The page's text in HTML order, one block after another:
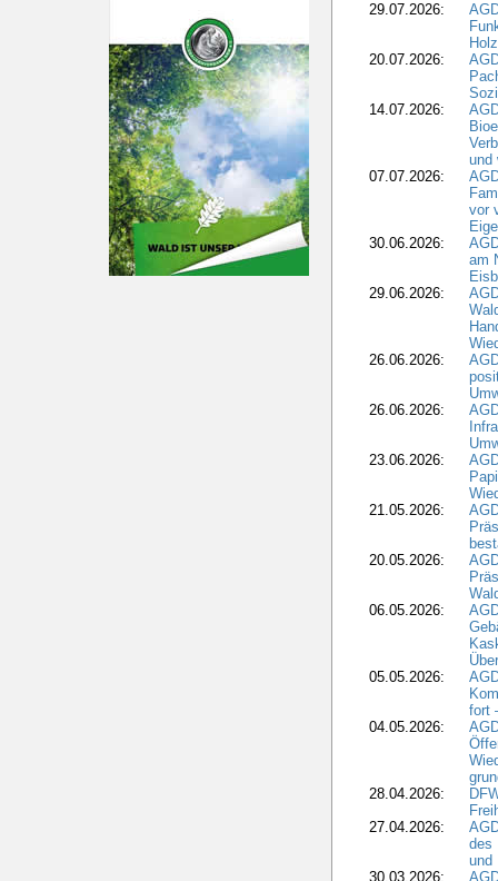
29.07.2026:
20.07.2026:
14.07.2026:
und
07.07.2026:
vor
30.06.2026:
am
29.06.2026:
26.06.2026:
26.06.2026:
23.06.2026:
21.05.2026:
20.05.2026:
06.05.2026:
05.05.2026:
fort
04.05.2026:
28.04.2026:
27.04.2026:
des
und
30.03.2026: